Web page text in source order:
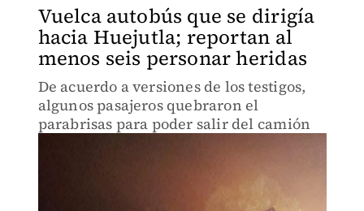
Vuelca autobús que se dirigía
hacia Huejutla; reportan al
menos seis personar heridas
De acuerdo a versiones de los testigos,
algunos pasajeros quebraron el
parabrisas para poder salir del camión